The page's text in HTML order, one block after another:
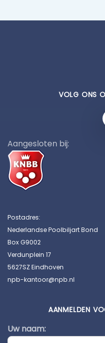
VOLG ONS
Aangesloten bij:
Postadres:
Nederlandse Poolbiljart Bond
Box G9002
Verdunplein 17
5627SZ Eindhoven
npb-kantoor@npb.nl
AANMELDEN
Uw naam: